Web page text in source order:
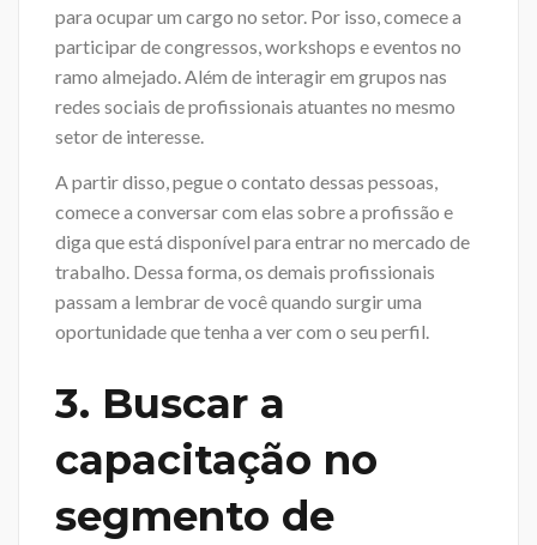
para ocupar um cargo no setor. Por isso, comece a
participar de congressos, workshops e eventos no
ramo almejado. Além de interagir em grupos nas
redes sociais de profissionais atuantes no mesmo
setor de interesse.
A partir disso, pegue o contato dessas pessoas,
comece a conversar com elas sobre a profissão e
diga que está disponível para entrar no mercado de
trabalho. Dessa forma, os demais profissionais
passam a lembrar de você quando surgir uma
oportunidade que tenha a ver com o seu perfil.
3. Buscar a
capacitação no
segmento de